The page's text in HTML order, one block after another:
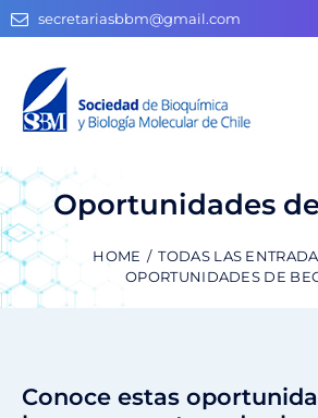
secretariasbbm@gmail.com
Oportunidades
HOME TODAS LAS
OPORTUNIDADES DE
Conoce estas